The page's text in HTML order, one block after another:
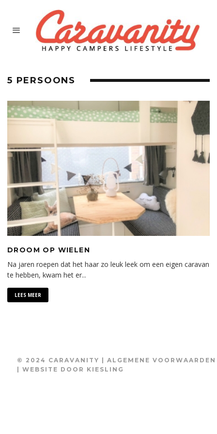
5 PERSOONS
DROOM OP WIELEN
Na jaren roepen dat het haar zo leuk leek om een eigen caravan
te hebben, kwam het er...
LEES MEER
© 2024 CARAVANITY | ALGEMENE VOORWAARDEN
| WEBSITE DOOR KIESLING